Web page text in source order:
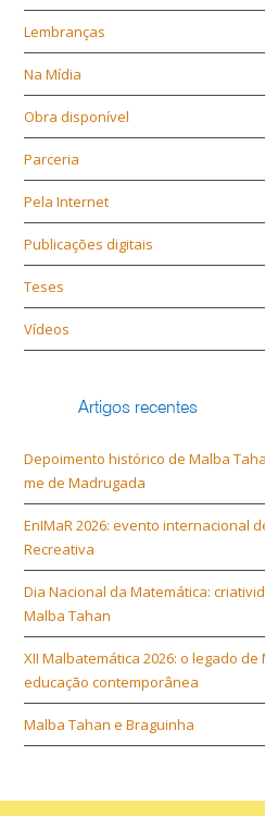
Lembranças
Na Mídia
Obra disponível
Parceria
Pela Internet
Publicações digitais
Teses
Vídeos
Artigos recentes
Depoimento histórico de Malba
me de Madrugada
EnIMaR 2026: evento internacional
Recreativa
Dia Nacional da Matemática:
Malba Tahan
XII Malbatemática 2026: o legado
educação contemporânea
Malba Tahan e Braguinha